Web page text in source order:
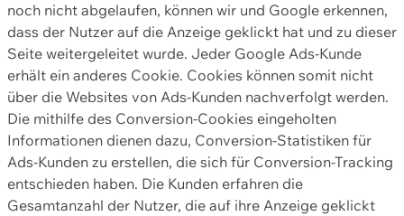
noch nicht abgelaufen, können wir und Google erkennen,
dass der Nutzer auf die Anzeige geklickt hat und zu dieser
Seite weitergeleitet wurde. Jeder Google Ads-Kunde
erhält ein anderes Cookie. Cookies können somit nicht
über die Websites von Ads-Kunden nachverfolgt werden.
Die mithilfe des Conversion-Cookies eingeholten
Informationen dienen dazu, Conversion-Statistiken für
Ads-Kunden zu erstellen, die sich für Conversion-Tracking
entschieden haben. Die Kunden erfahren die
Gesamtanzahl der Nutzer, die auf ihre Anzeige geklickt